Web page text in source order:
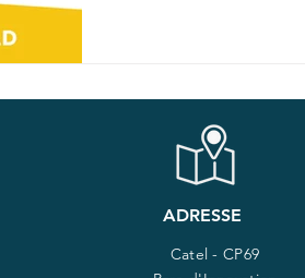
filières de soins et
ADRESSE
Catel - CP69